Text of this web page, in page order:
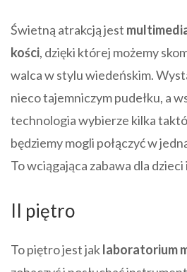
Świetną atrakcją jest
kości, dzięki której możemy
walca w stylu wiedeńskim.
nieco tajemniczym pudełku, a
technologia wybierze kilka
będziemy mogli połączyć w
To wciągająca zabawa dla dzieci
II piętro
To piętro jest jaklaboratorium